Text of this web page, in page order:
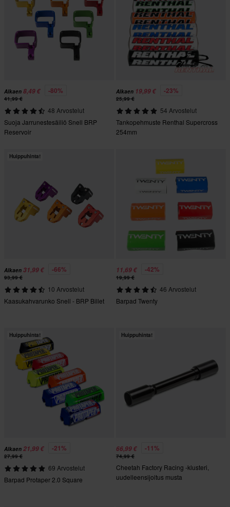
Alkaen 8,49 € -80%
41,99 €
48 Arvostelut
Suoja Jarrunestesäiliö Snell BRP
Reservoir
Alkaen 19,99 € -23%
25,99 €
54 Arvostelut
Tankopehmuste Renthal Supercross
254mm
Huippuhinta!
Alkaen 31,99 € -66%
93,99 €
10 Arvostelut
Kaasukahvarunko Snell - BRP Billet
11,69 € -42%
19,99 €
46 Arvostelut
Barpad Twenty
Huippuhinta!
Alkaen 21,99 € -21%
27,99 €
69 Arvostelut
Barpad Protaper 2.0 Square
Huippuhinta!
66,99 € -11%
74,99 €
Cheetah Factory Racing -klusteri,
uudelleensijoitus musta